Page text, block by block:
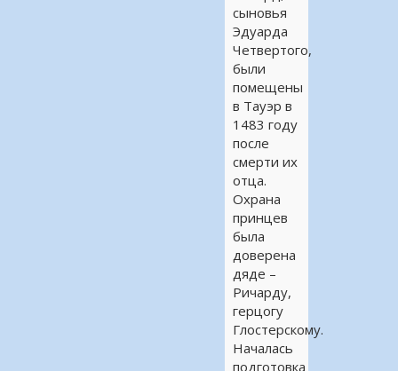
сыновья
Эдуарда
Четвертого,
были
помещены
в Тауэр в
1483 году
после
смерти их
отца.
Охрана
принцев
была
доверена
дяде –
Ричарду,
герцогу
Глостерскому.
Началась
подготовка